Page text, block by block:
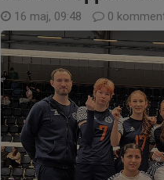
16 maj, 09:48 0